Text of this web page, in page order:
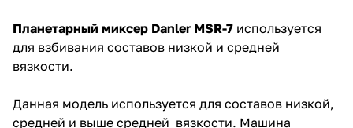
Планетарный миксер Danler MSR-7 используется
для взбивания составов низкой и средней
вязкости.
Данная модель используется для составов низкой,
средней и выше средней вязкости. Машина